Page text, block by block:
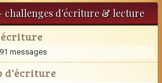
challenges d'écriture & lecture
messages
d'écriture